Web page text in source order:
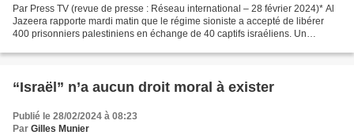
Par Press TV (revue de presse : Réseau international – 28 février 2024)* Al
Jazeera rapporte mardi matin que le régime sioniste a accepté de libérer
400 prisonniers palestiniens en échange de 40 captifs israéliens. Un
“Israël” n’a aucun droit moral à exister
Publié le 28/02/2024 à 08:23
Par Gilles Munier